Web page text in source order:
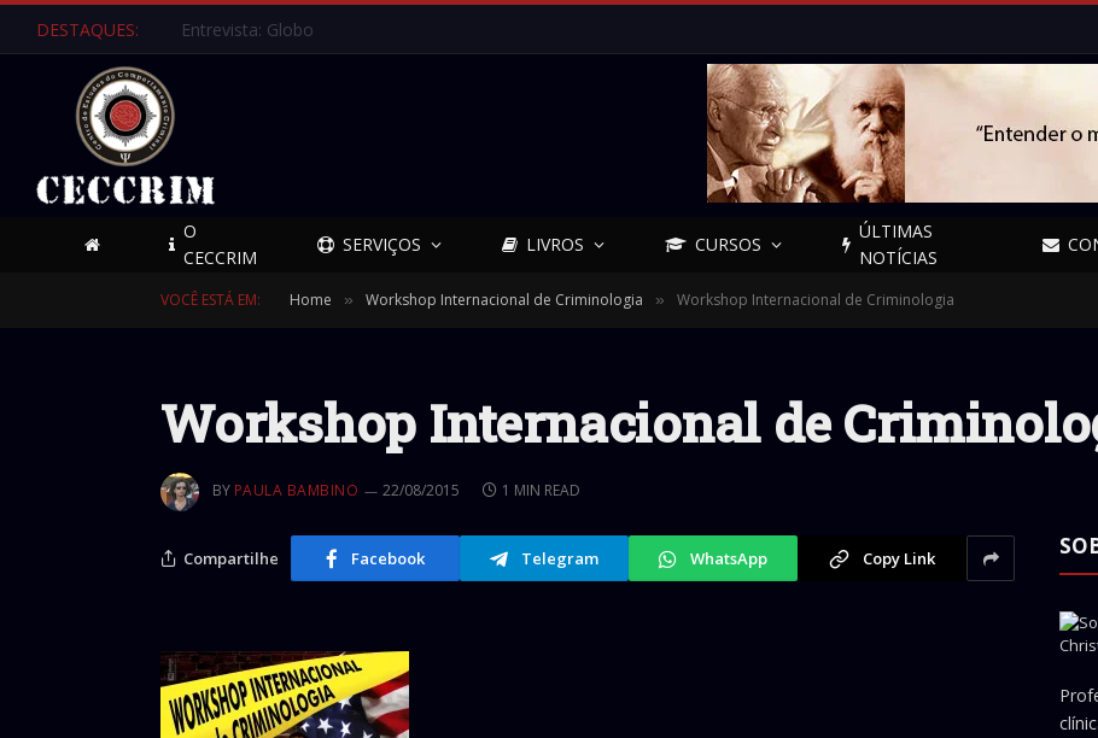
DESTAQUES: Parcerias Internacionais 🇺🇸
O
CECCRIM
SERVIÇOS LIVROS CURSOS
ÚLTIMAS
NOTÍCIAS
VOCÊ ESTÁ EM: Home » Workshop Internacional de Criminologia » Workshop Internacional de Criminologia
Workshop Internacional de
BY PAULA BAMBINO 22/08/2015 1 MIN READ
Compartilhe Facebook Telegram WhatsApp Copy Link